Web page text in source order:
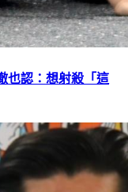
也認：想射殺「這